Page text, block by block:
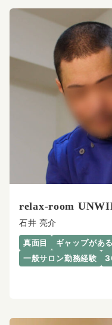
料金は当日施術前にお
感染症防止対策につい
relax-room
石井 亮介
真面目 ギャップがある
一般サロン勤務経験